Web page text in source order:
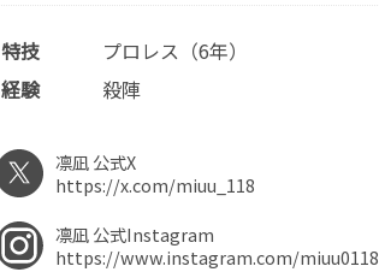
特技
プロレス（6年）
経験
殺陣
凛凪 公式X
https://x.com/miuu_118
凛凪 公式Instagram
https://www.instagram.com/miuu0118